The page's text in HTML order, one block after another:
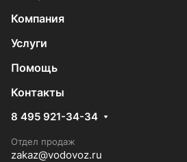
Компания
Услуги
Помощь
Контакты
8 495 921-34-34
Отдел продаж
zakaz@vodovoz.ru